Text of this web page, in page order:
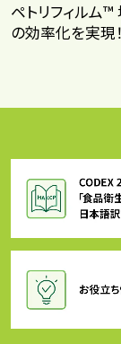
ペトリフィルム
の効率化を実現！